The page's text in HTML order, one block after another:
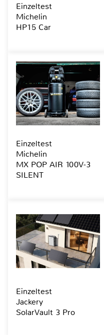
Einzeltest
Michelin
HP15 Car
Einzeltest
Michelin
MX POP AIR 100V-3
SILENT
Einzeltest
Jackery
SolarVault 3 Pro